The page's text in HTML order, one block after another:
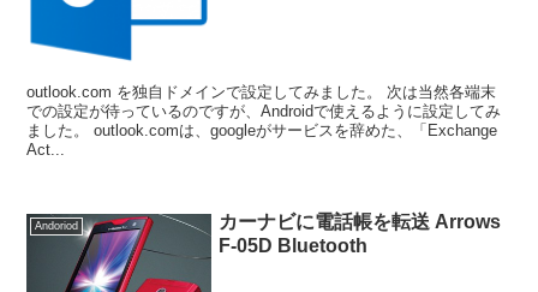
outlook.com を独自ドメインで設定してみました。 次は当然各端末
での設定が待っているのですが、Androidで使えるように設定してみ
ました。 outlook.comは、googleがサービスを辞めた、「Exchange
Act...
Andoriod
カーナビに電話帳を転送 Arrows
F-05D Bluetooth